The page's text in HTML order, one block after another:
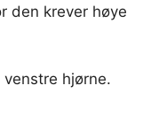
den krever høye
venstre hjørne.